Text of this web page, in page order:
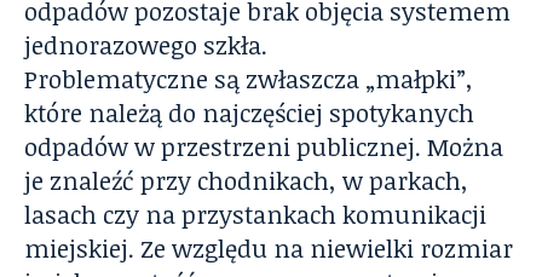
odpadów pozostaje brak objęcia systemem
jednorazowego szkła.
Problematyczne są zwłaszcza „małpki”,
które należą do najczęściej spotykanych
odpadów w przestrzeni publicznej. Można
je znaleźć przy chodnikach, w parkach,
lasach czy na przystankach komunikacji
miejskiej. Ze względu na niewielki rozmiar